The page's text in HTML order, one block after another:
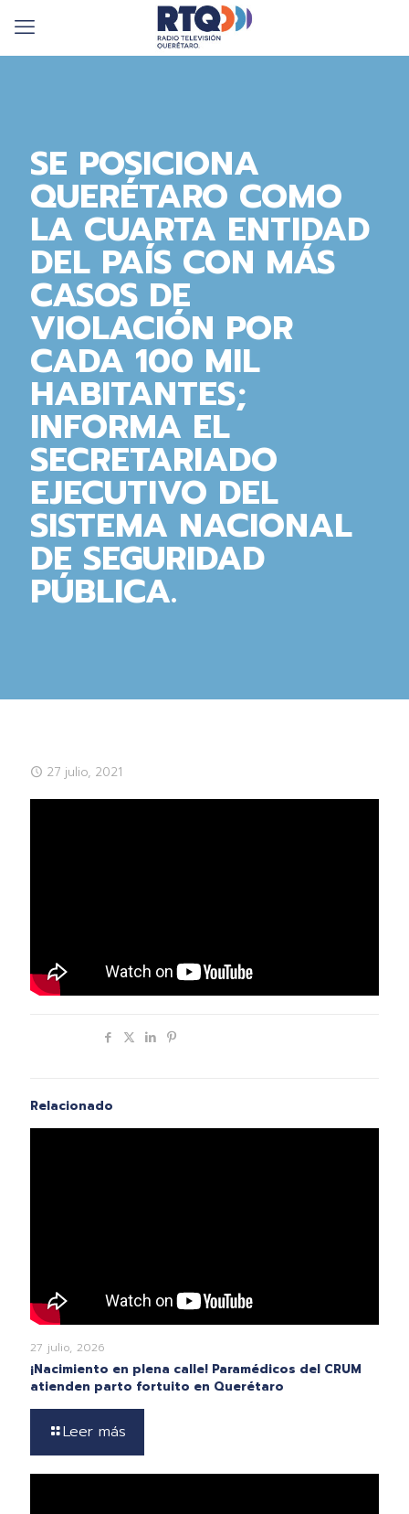
SE POSICIONA
QUERÉTARO COMO
LA CUARTA ENTIDAD
DEL PAÍS CON MÁS
CASOS DE
VIOLACIÓN POR
CADA 100 MIL
HABITANTES;
INFORMA EL
SECRETARIADO
EJECUTIVO DEL
SISTEMA NACIONAL
DE SEGURIDAD
PÚBLICA.
27 julio, 2021
Relacionado
27 julio, 2026
¡Nacimiento en plena calle! Paramédicos del CRUM
atienden parto fortuito en Querétaro
Leer más